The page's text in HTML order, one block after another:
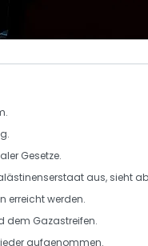
Gesetze.
aus, sieht
erreicht werden.
dem Gazastreifen.
aufgenommen.